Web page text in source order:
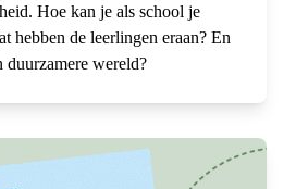
Hoe kan je als school je
hebben de leerlingen eraan? En
duurzamere wereld?